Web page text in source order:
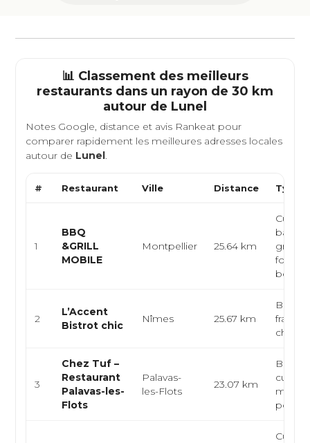
📊 Classement des meilleurs
restaurants dans un rayon de 30 km
autour de Lunel
Notes Google, distance et avis Rankeat pour
comparer rapidement les meilleures adresses locales
autour de Lunel.
# Restaurant Ville Distance Type
1
BBQ
&GRILL
MOBILE
Montpellier 25.64 km
Cuisine
food,
bœuf,
2
L’Accent
Bistrot chic
Nîmes 25.67 km
chic
3
Chez Tuf –
Restaurant
Palavas-les-
Flots
Palavas-
les-Flots
23.07 km
Bistrot
cuisine